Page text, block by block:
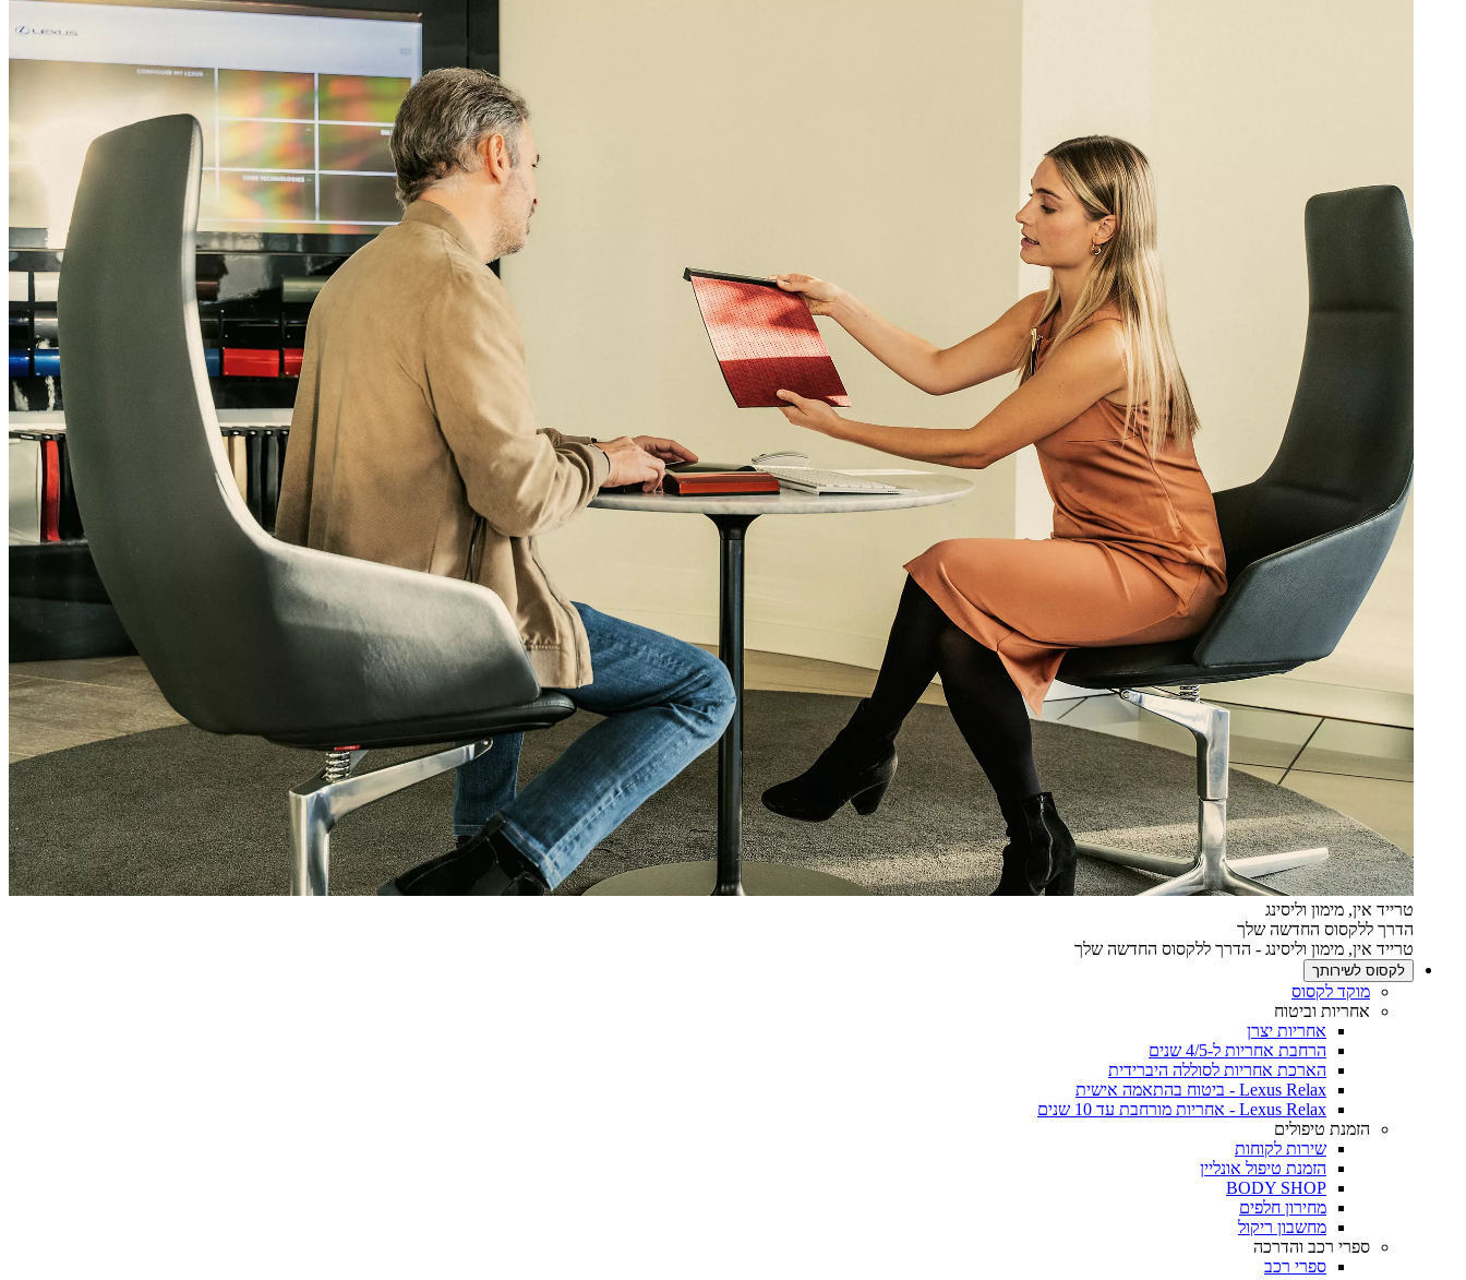
טרייד אין, מימון וליסינג
הדרך ללקסוס החדשה שלך
טרייד אין, מימון וליסינג - הדרך ללקסוס החדשה שלך
לקסוס לשירותך
מוקד לקסוס
אחריות וביטוח
אחריות יצרן
הרחבת אחריות ל-4/5 שנים
הארכת אחריות לסוללה היברידית
Lexus Relax - ביטוח בהתאמה אישית
Lexus Relax - אחריות מורחבת עד 10 שנים
הזמנת טיפולים
שירות לקוחות
הזמנת טיפול אונליין
BODY SHOP
מחירון חלפים
מחשבון ריקול
ספרי רכב והדרכה
ספרי רכב